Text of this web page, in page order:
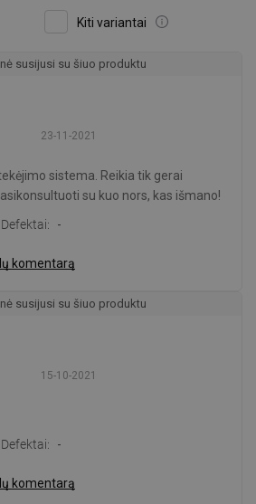
Kiti variantai
susijusi su šiuo produktu
23-11-2021
sistema. Reikia tik gerai
su kuo nors, kas išmano!
Defektai -
komentarą
susijusi su šiuo produktu
15-10-2021
Defektai -
komentarą